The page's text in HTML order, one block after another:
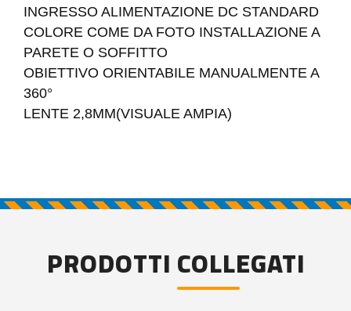
INGRESSO ALIMENTAZIONE DC STANDARD
COLORE COME DA FOTO INSTALLAZIONE A
PARETE O SOFFITTO
OBIETTIVO ORIENTABILE MANUALMENTE A
360°
LENTE 2,8MM(VISUALE AMPIA)
PRODOTTI COLLEGATI